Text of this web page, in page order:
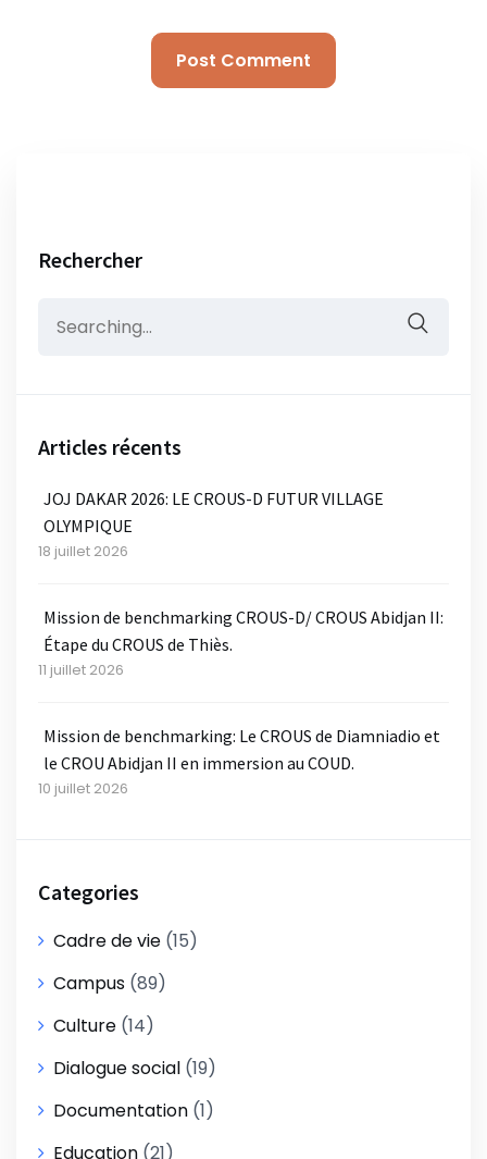
Rechercher
for:
Articles récents
JOJ DAKAR 2026: LE CROUS-D FUTUR VILLAGE
OLYMPIQUE
18 juillet 2026
Mission de benchmarking CROUS-D/ CROUS Abidjan II:
Étape du CROUS de Thiès.
11 juillet 2026
Mission de benchmarking: Le CROUS de Diamniadio et
le CROU Abidjan II en immersion au COUD.
10 juillet 2026
Categories
Cadre de vie (15)
Campus (89)
Culture (14)
Dialogue social (19)
Documentation (1)
Education (21)